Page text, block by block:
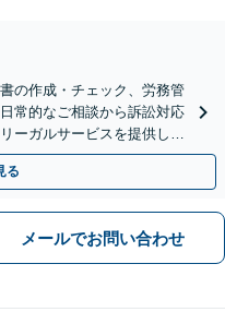
の作成・チェック、労務管
常的なご相談から訴訟対応
ーガルサービスを提供しま
】
る
メールでお問い合わせ